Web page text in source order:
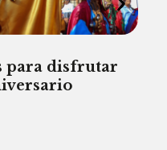
para disfrutar